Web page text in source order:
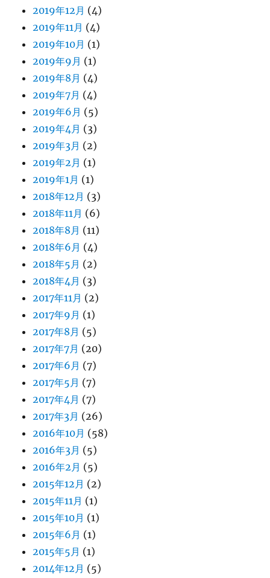
2019年12月 (4)
2019年11月 (4)
2019年10月 (1)
2019年9月 (1)
2019年8月 (4)
2019年7月 (4)
2019年6月 (5)
2019年4月 (3)
2019年3月 (2)
2019年2月 (1)
2019年1月 (1)
2018年12月 (3)
2018年11月 (6)
2018年8月 (11)
2018年6月 (4)
2018年5月 (2)
2018年4月 (3)
2017年11月 (2)
2017年9月 (1)
2017年8月 (5)
2017年7月 (20)
2017年6月 (7)
2017年5月 (7)
2017年4月 (7)
2017年3月 (26)
2016年10月 (58)
2016年3月 (5)
2016年2月 (5)
2015年12月 (2)
2015年11月 (1)
2015年10月 (1)
2015年6月 (1)
2015年5月 (1)
2014年12月 (5)